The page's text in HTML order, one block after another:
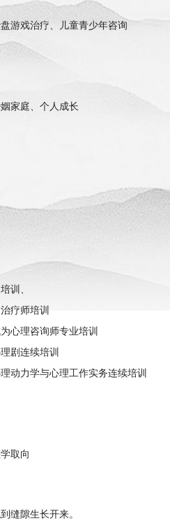
游戏治疗、儿童青少年咨询
家庭、个人成长
训、
疗师培训
心理咨询师专业培训
剧连续培训
动力学与心理工作实务连续培训
取向
缝隙生长开来。